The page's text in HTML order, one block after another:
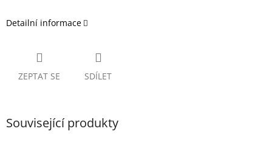
Detailní informace
ZEPTAT SE SDÍLET
Související produkty